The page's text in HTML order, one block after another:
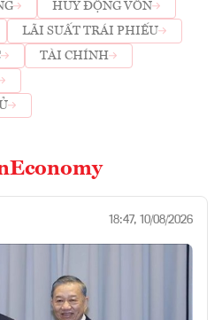
HUY ĐỘNG VỐN
LÃI SUẤT TRÁI PHIẾU
TÀI CHÍNH
18:47, 10/08/2026